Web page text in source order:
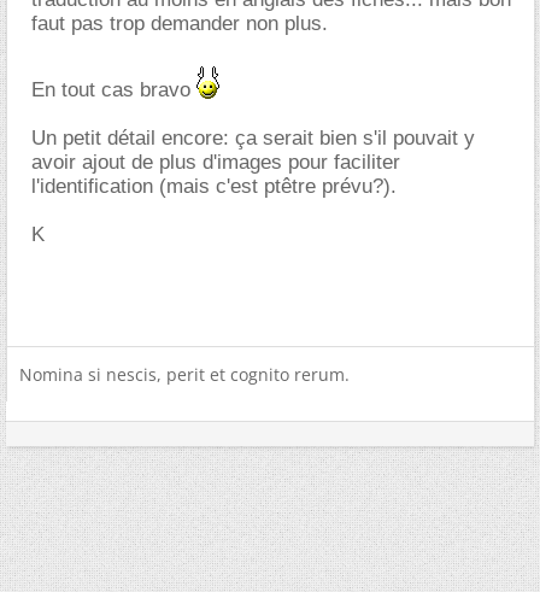
faut pas trop demander non plus.
En tout cas bravo
Un petit détail encore: ça serait bien s'il pouvait y
avoir ajout de plus d'images pour faciliter
l'identification (mais c'est ptêtre prévu?).
K
Nomina si nescis, perit et cognito rerum.